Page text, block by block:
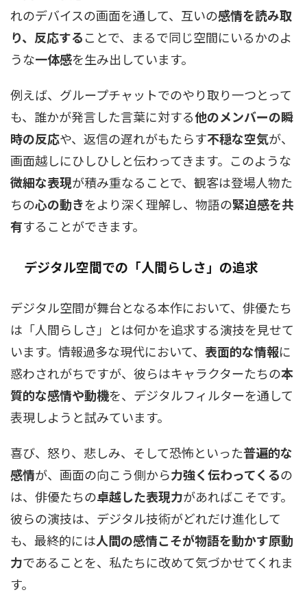
れのデバイスの画面を通して、互いの感情を読み取
り、反応することで、まるで同じ空間にいるかのよ
うな一体感を生み出しています。
例えば、グループチャットでのやり取り一つとって
も、誰かが発言した言葉に対する他のメンバーの瞬
時の反応や、返信の遅れがもたらす不穏な空気が、
画面越しにひしひしと伝わってきます。このような
微細な表現が積み重なることで、観客は登場人物た
ちの心の動きをより深く理解し、物語の緊迫感を共
有することができます。
デジタル空間での「人間らしさ」の追求
デジタル空間が舞台となる本作において、俳優たち
は「人間らしさ」とは何かを追求する演技を見せて
います。情報過多な現代において、 表面的な情報に
惑わされがちですが、彼らはキャラクターたちの本
質的な感情や動機を、デジタルフィルターを通して
表現しようと試みています。
喜び、怒り、悲しみ、そして恐怖といった普遍的な
感情が、画面の向こう側から力強く伝わってくるの
は、俳優たちの卓越した表現力があればこそです。
彼らの演技は、デジタル技術がどれだけ進化して
も、最終的には人間の感情こそが物語を動かす原動
力であることを、私たちに改めて気づかせてくれま
す。